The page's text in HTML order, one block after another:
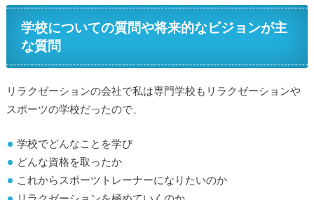
学校についての質問や将来的なビジョンが主
な質問
リラクゼーションの会社で私は専門学校もリラクゼーションや
スポーツの学校だったので、
学校でどんなことを学び
どんな資格を取ったか
これからスポーツトレーナーになりたいのか